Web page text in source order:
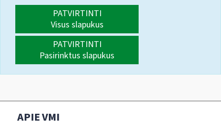
PATVIRTINTI
Visus slapukus
PATVIRTINTI
Pasirinktus slapukus
APIE VMI